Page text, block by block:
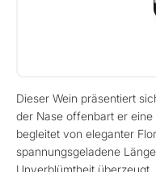
Dieser Wein präsentiert
der Nase offenbart er eine
begleitet von eleganter
spannungsgeladene
Unverblümtheit